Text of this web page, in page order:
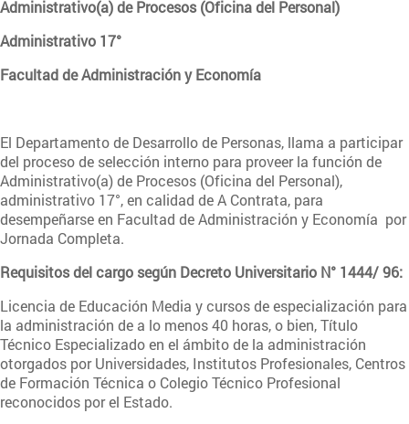
Administrativo(a) de Procesos (Oficina del Personal)
Administrativo 17°
Facultad de Administración y Economía
El Departamento de Desarrollo de Personas, llama a participar
del proceso de selección interno para proveer la función de
Administrativo(a) de Procesos (Oficina del Personal),
administrativo 17°, en calidad de A Contrata, para
desempeñarse en Facultad de Administración y Economía por
Jornada Completa.
Requisitos del cargo según Decreto Universitario N° 1444/ 96:
Licencia de Educación Media y cursos de especialización para
la administración de a lo menos 40 horas, o bien, Título
Técnico Especializado en el ámbito de la administración
otorgados por Universidades, Institutos Profesionales, Centros
de Formación Técnica o Colegio Técnico Profesional
reconocidos por el Estado.